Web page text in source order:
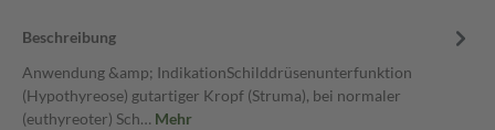
Beschreibung
Anwendung &amp; IndikationSchilddrüsenunterfunktion
(Hypothyreose) gutartiger Kropf (Struma), bei normaler
(euthyreoter) Sch… Mehr